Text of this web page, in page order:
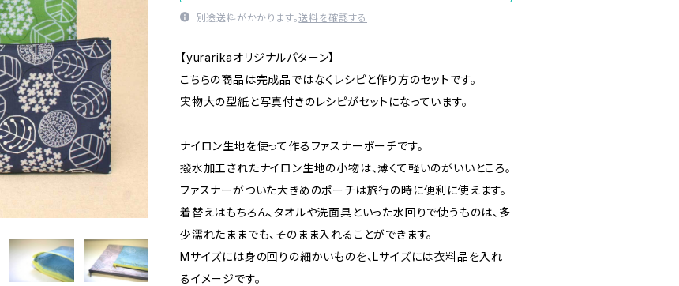
別途送料がかかります。送料を確認する
【yurarikaオリジナルパターン】
こちらの商品は完成品ではなくレシピと作り方のセットです。
実物大の型紙と写真付きのレシピがセットになっています。
ナイロン生地を使って作るファスナーポーチです。
撥水加工されたナイロン生地の小物は、薄くて軽いのがいいところ。
ファスナーがついた大きめのポーチは旅行の時に便利に使えます。
着替えはもちろん、タオルや洗面具といった水回りで使うものは、多
少濡れたままでも、そのまま入れることができます。
Mサイズには身の回りの細かいものを、Lサイズには衣料品を入れ
るイメージです。